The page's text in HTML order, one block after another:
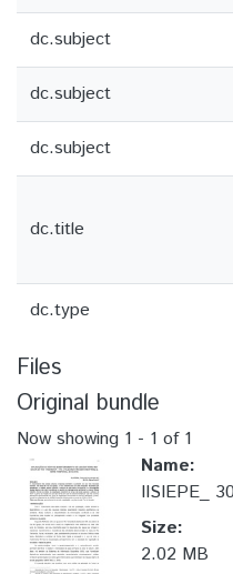
dc.subject
dc.subject
dc.subject
dc.title
dc.type
Files
Original bundle
Now showing 1 - 1 of 1
Name:
IISIEPE_
Size:
2.02 MB